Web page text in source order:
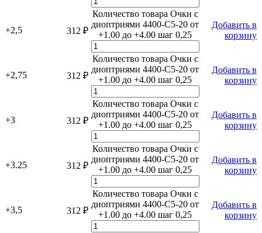
+2,5 312 ₽
Количество товара Очки с
диоптриями 4400-C5-20 от
+1.00 до +4.00 шаг 0,25
Добавить в
корзину
+2,75 312 ₽
Количество товара Очки с
диоптриями 4400-C5-20 от
+1.00 до +4.00 шаг 0,25
Добавить в
корзину
+3 312 ₽
Количество товара Очки с
диоптриями 4400-C5-20 от
+1.00 до +4.00 шаг 0,25
Добавить в
корзину
+3.25 312 ₽
Количество товара Очки с
диоптриями 4400-C5-20 от
+1.00 до +4.00 шаг 0,25
Добавить в
корзину
+3,5 312 ₽
Количество товара Очки с
диоптриями 4400-C5-20 от
+1.00 до +4.00 шаг 0,25
Добавить в
корзину